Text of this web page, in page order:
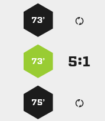
73’
:
73’
75’